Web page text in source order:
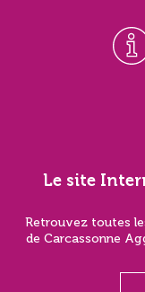
Le site
Retrouvez toutes
de Carcassonne